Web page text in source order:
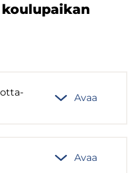
ot­ta­
Avaa
Avaa